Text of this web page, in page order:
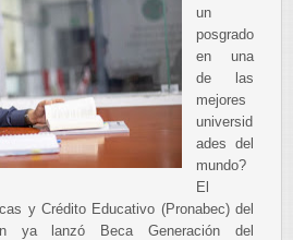
un
posgrado
en una
de las
mejores
universid
ades del
mundo?
El
y Crédito Educativo (Pronabec) del
ya lanzó Beca Generación del